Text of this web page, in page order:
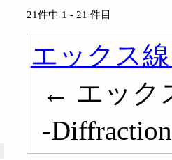
21件中 1 - 21 件目
エックス
← エック
-Diffraction